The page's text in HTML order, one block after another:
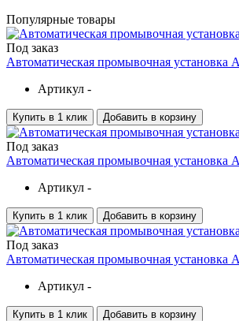
Популярные товары
Под заказ
Автоматическая промывочная установка
Артикул -
Купить в 1 клик Добавить в корзину
Под заказ
Автоматическая промывочная
Артикул -
Купить в 1 клик Добавить в корзину
Под заказ
Автоматическая промывочная установка
Артикул -
Купить в 1 клик Добавить в корзину